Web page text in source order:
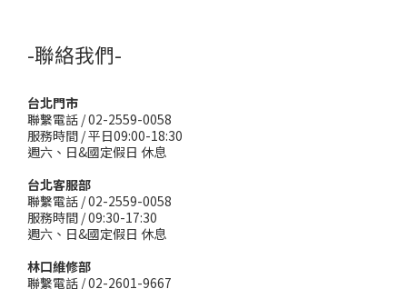
-聯絡我們-
台北門市
聯繫電話 / 02-2559-0058
服務時間 / 平日09:00-18:30
週六、日&國定假日 休息
台北客服部
聯繫電話 / 02-2559-0058
服務時間 / 09:30-17:30
週六、日&國定假日 休息
林口維修部
聯繫電話 / 02-2601-9667